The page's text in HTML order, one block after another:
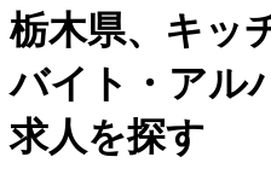
栃木県、キッ
バイト・アル
求人を探す